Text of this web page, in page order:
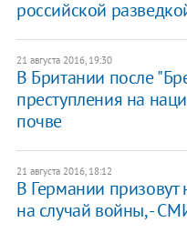
российской
21 августа 2016, 19:30
В Британии после
преступления на
почве
21 августа 2016, 18:12
В Германии призовут
на случай войны, -